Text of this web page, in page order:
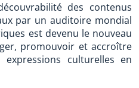
des contenus
par un auditoire mondial
est devenu le nouveau
promouvoir et accroître
culturelles en